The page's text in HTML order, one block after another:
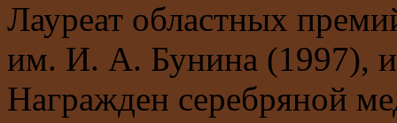
Лауреат областных
им. И. А. Бунина (1997),
Награжден серебряной